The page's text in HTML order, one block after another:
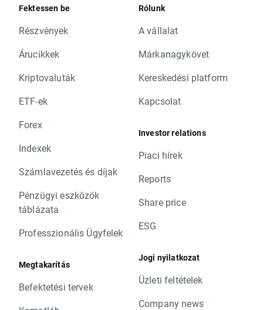
Fektessen be
Részvények
Árucikkek
Kriptovaluták
ETF-ek
Forex
Indexek
Számlavezetés és díjak
Pénzügyi eszközök
táblázata
Professzionális Ügyfelek
Megtakarítás
Befektetési tervek
Rólunk
A vállalat
Márkanagykövet
Kereskedési platform
Kapcsolat
Investor relations
Piaci hírek
Reports
Share price
ESG
Jogi nyilatkozat
Üzleti feltételek
Company news